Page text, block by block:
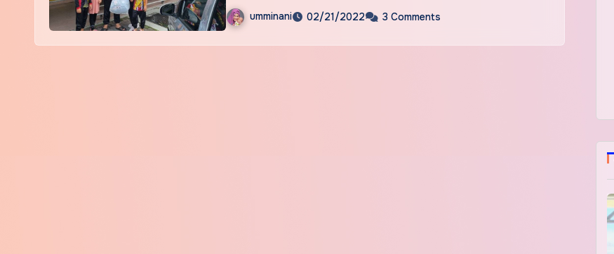
umminani 02/21/2022 3 Comments